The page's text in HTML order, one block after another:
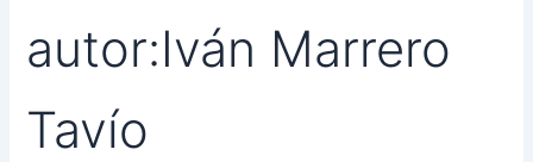
autor:Iván Marrero
Tavío